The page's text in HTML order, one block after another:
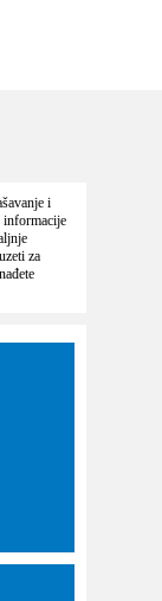
i
informacije
za